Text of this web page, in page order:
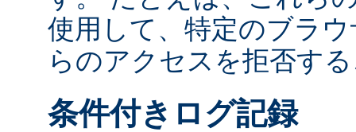
使用して、特定のブラ
らのアクセスを拒否す
条件付きログ記録